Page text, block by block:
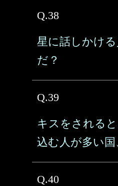
Q.38
星に話しかけ
だ？
Q.39
キスをされる
込む人が多い国
Q.40